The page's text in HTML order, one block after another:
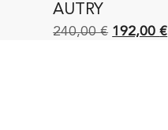
AUTRY
240,00€ 192,00€